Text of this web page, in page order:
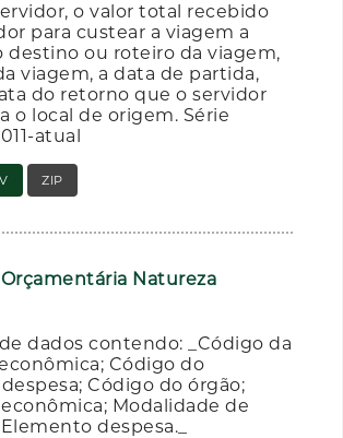
o valor total recebido
para custear a viagem a
destino ou roteiro da viagem,
viagem, a data de partida,
do retorno que o servidor
o local de origem. Série
atual
ZIP
Natureza
dados contendo: _Código da
Código do
Código do órgão;
Modalidade de
despesa._